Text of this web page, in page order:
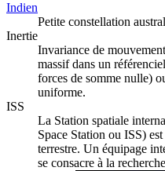
Indien
Petite constellation
Inertie
Invariance de
massif dans un
forces de somme nulle)
uniforme.
ISS
La Station spatiale
Space Station ou ISS)
terrestre. Un équipage
se consacre à la